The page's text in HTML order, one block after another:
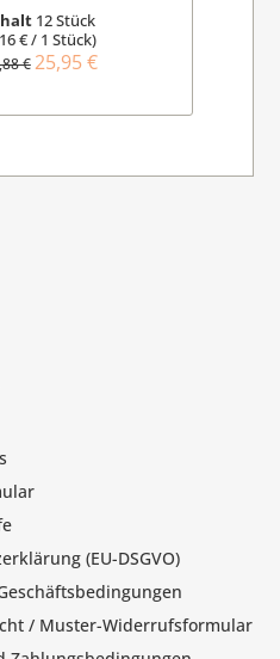
12 Stück
€ / 1 Stück)
€25,95 €
(EU-DSGVO)
/ Muster-Widerrufsformular